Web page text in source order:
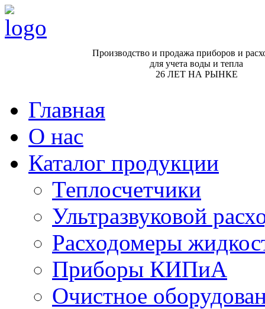
Производство и продажа приборов и
для учета воды и тепла
26 ЛЕТ НА РЫНКЕ
Главная
О нас
Каталог продукции
Теплосчетчики
Ультразвуковой
Расходомеры
Приборы КИПиА
Очистное